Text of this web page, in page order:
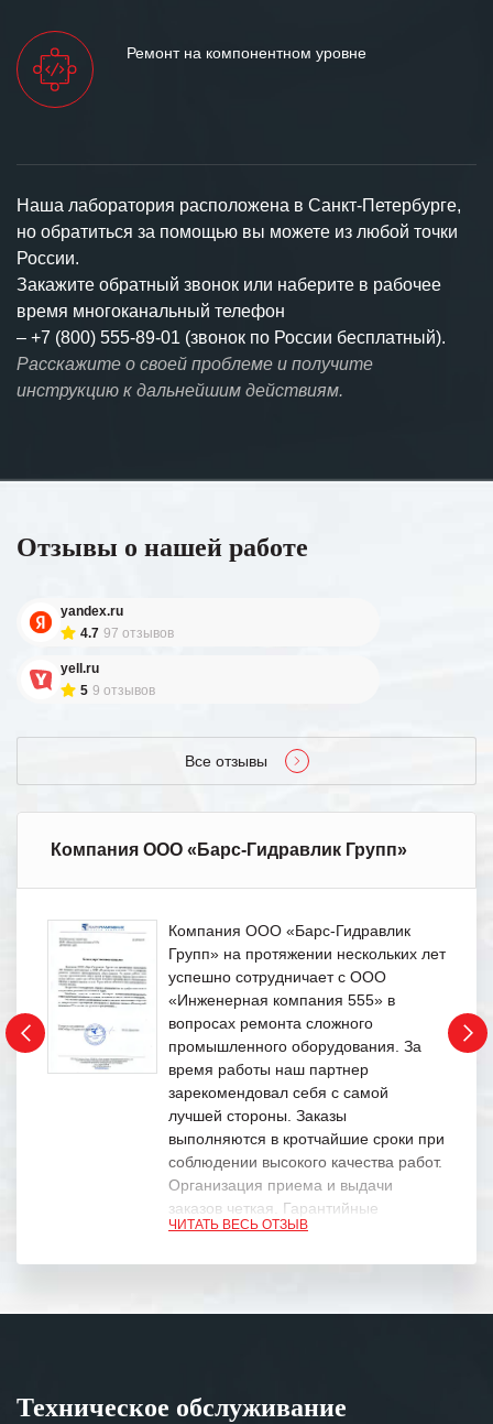
Ремонт на компонентном уровне
Наша лаборатория расположена в Санкт-Петербурге,
но обратиться за помощью вы можете из любой точки
России.
Закажите обратный звонок или наберите в рабочее
время многоканальный телефон
– +7 (800) 555-89-01 (звонок по России бесплатный).
Расскажите о своей проблеме и получите
инструкцию к дальнейшим действиям.
Отзывы о нашей работе
yandex.ru
4.7 97 отзывов
yell.ru
5 9 отзывов
Все отзывы
Компания ООО «Барс-Гидравлик Групп»
Компания ООО «Барс-Гидравлик
Групп» на протяжении нескольких лет
успешно сотрудничает с ООО
«Инженерная компания 555» в
вопросах ремонта сложного
промышленного оборудования. За
время работы наш партнер
зарекомендовал себя с самой
лучшей стороны. Заказы
выполняются в кротчайшие сроки при
соблюдении высокого качества работ.
Организация приема и выдачи
заказов четкая. Гарантийные
обязательства выполняются в
Особенно хочется отметить высокую
ЧИТАТЬ ВЕСЬ ОТЗЫВ
Техническое обслуживание